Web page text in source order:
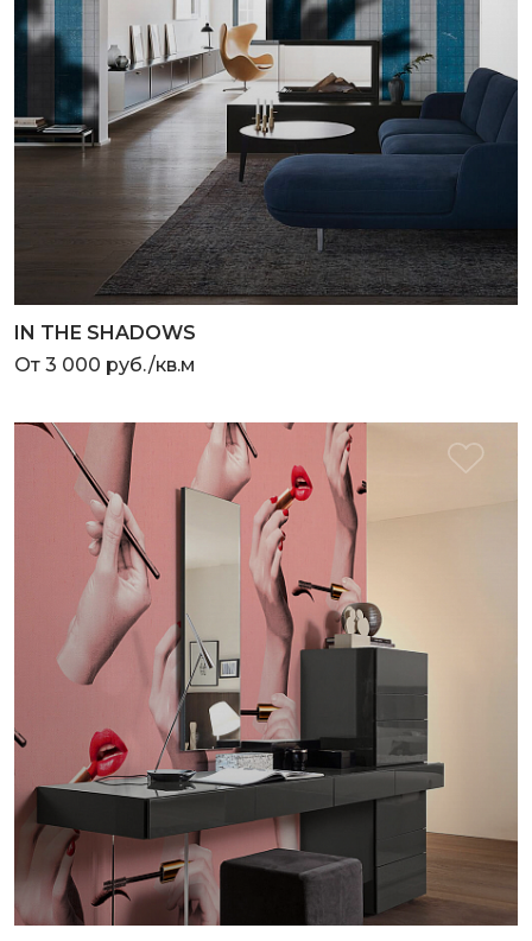
IN THE SHADOWS
От 3 000 руб./кв.м